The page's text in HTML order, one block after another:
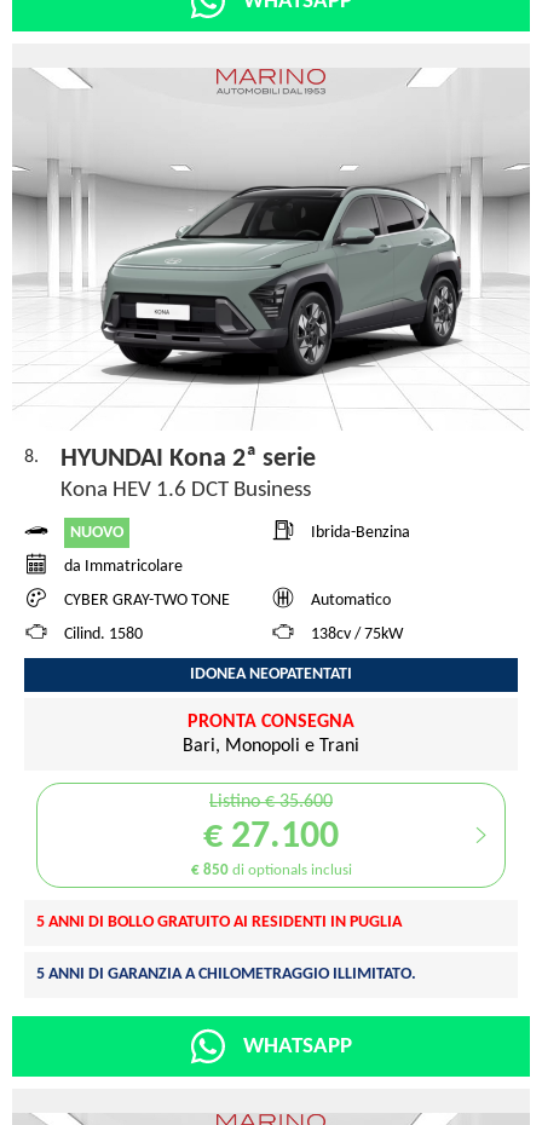
8. HYUNDAI Kona 2ª serie
Kona HEV 1.6 DCT Business
NUOVO
Ibrida-Benzina
da Immatricolare
CYBER GRAY-TWO TONE
Automatico
Cilind. 1580
138cv / 75kW
IDONEA NEOPATENTATI
PRONTA CONSEGNA
Bari, Monopoli e Trani
Listino € 35.600
€ 27.100
€ 850di optionals inclusi
5 ANNI DI BOLLO GRATUITO AI RESIDENTI IN PUGLIA
5 ANNI DI GARANZIA A CHILOMETRAGGIO ILLIMITATO.
WHATSAPP